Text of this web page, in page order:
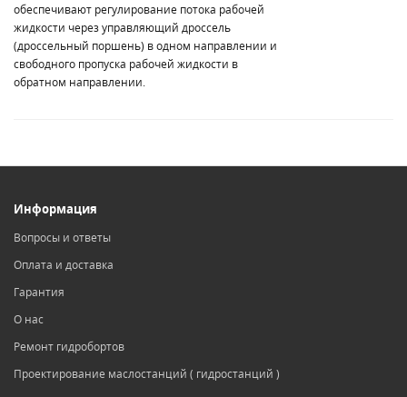
обеспечивают регулирование потока рабочей
жидкости через управляющий дроссель
(дроссельный поршень) в одном направлении и
свободного пропуска рабочей жидкости в
обратном направлении.
Информация
Вопросы и ответы
Оплата и доставка
Гарантия
О нас
Ремонт гидробортов
Проектирование маслостанций ( гидростанций )